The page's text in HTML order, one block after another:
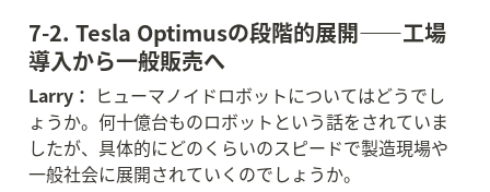
7-2. Tesla Optimusの段階的展開——工場
導入から一般販売へ
Larry： ヒューマノイドロボットについてはどうでし
ょうか。何十億台ものロボットという話をされていま
したが、具体的にどのくらいのスピードで製造現場や
一般社会に展開されていくのでしょうか。